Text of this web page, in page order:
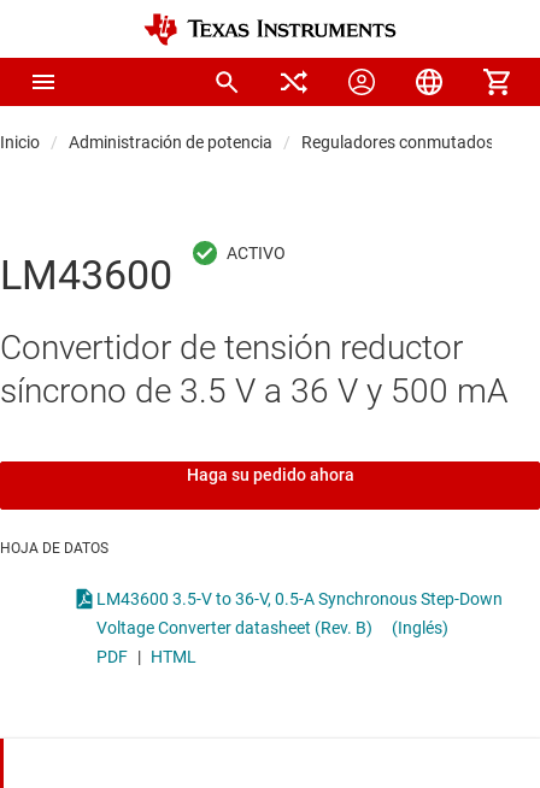
Inicio Administración de potencia Reguladores conmutados CC/
LM43600
Convertidor de tensión reductor
síncrono de 3.5 V a 36 V y 500 mA
Haga su pedido ahora
HOJA DE DATOS
LM43600 3.5-V to 36-V, 0.5-A Synchronous Step-Down
Voltage Converter datasheet (Rev. B)
(Inglés)
PDF | HTML